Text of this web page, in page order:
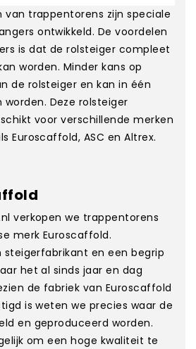
van trappentorens zijn speciale
ontwikkeld. De voordelen
is dat de rolsteiger compleet
worden. Minder kans op
de rolsteiger en kan in één
Deze rolsteiger
voor verschillende merken
Euroscaffold, ASC en Altrex.
verkopen we trappentorens
merk Euroscaffold.
steigerfabrikant en een begrip
het al sinds jaar en dag
de fabriek van Euroscaffold
is weten we precies waar de
en geproduceerd worden.
om een hoge kwaliteit te